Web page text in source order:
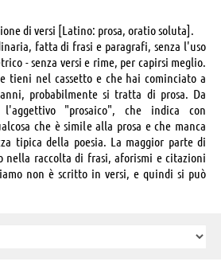
di versi [Latino: prosa, oratio soluta].
fatta di frasi e paragrafi, senza l'uso
- senza versi e rime, per capirsi meglio.
tieni nel cassetto e che hai cominciato a
probabilmente si tratta di prosa. Da
"prosaico", che indica con
che è simile alla prosa e che manca
tipica della poesia. La maggior parte di
nella raccolta di frasi, aforismi e citazioni
non è scritto in versi, e quindi si può